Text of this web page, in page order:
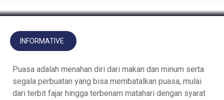
INFORMATIVE
Puasa adalah menahan diri dari makan dan minum serta
segala perbuatan yang bisa membatalkan puasa, mulai
dari terbit fajar hingga terbenam matahari dengan syarat